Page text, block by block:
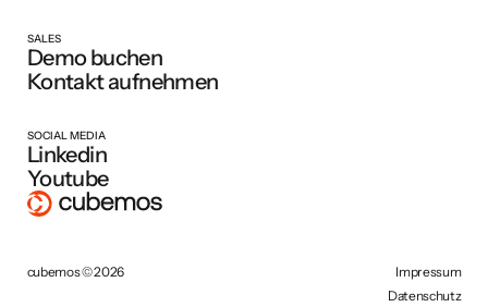
SALES
Demo buchen
Kontakt aufnehmen
SOCIAL MEDIA
Linkedin
Youtube
cubemos © 2026
Impressum
Datenschutz